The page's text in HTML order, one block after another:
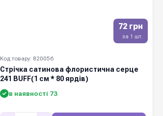
72 грн
за 1 шт.
Код товару: 820056
Стрічка сатинова флористична серце
241 BUFF(1 см * 80 ярдів)
в наявності 73